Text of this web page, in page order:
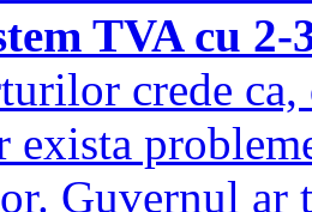
TVA cu
crede
exista
Guvernul ar